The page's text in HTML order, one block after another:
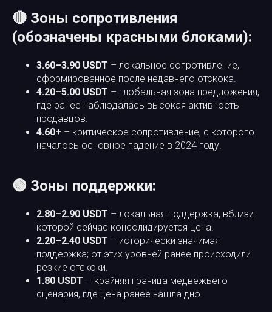
🔴 Зоны сопротивления
(обозначены красными блоками):
3.60–3.90 USDT – локальное сопротивление,
сформированное после недавнего отскока.
4.20–5.00 USDT – глобальная зона предложения,
где ранее наблюдалась высокая активность
продавцов.
4.60+ – критическое сопротивление, с которого
началось основное падение в 2024 году.
🟢 Зоны поддержки:
2.80–2.90 USDT – локальная поддержка, вблизи
которой сейчас консолидируется цена.
2.20–2.40 USDT – исторически значимая
поддержка; от этих уровней ранее происходили
резкие отскоки.
1.80 USDT – крайняя граница медвежьего
сценария, где цена ранее нашла дно.